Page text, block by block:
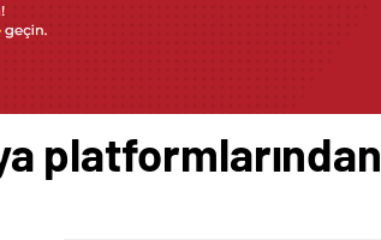
platformlarından